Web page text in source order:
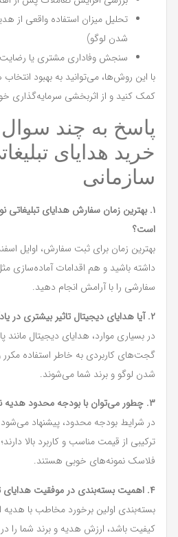
تحلیل میزان استفاده واقعی از
شدن لوگو)
سنجش وفاداری مشتری یا رضایت
با این روش‌ها، می‌توانید به بهبود
کمک کنید و از اثربخشی سرمایه‌گذاری
پاسخ به چند سوال
خرید هدایای
سازمانی
۱. بهترین زمان سفارش هدایای تبلیغاتی
است؟
بهترین زمان برای ثبت سفارش، اوایل
داشته باشید و هم اقدامات آماده‌سازی
سفارشی را با آرامش انجام دهید.
۲. آیا هدایای دیجیتال تاثیر بیشتری در یادآوری برند دارند؟
در بسیاری موارد، هدایای دیجیتال مانند
گجت‌های کاربردی به خاطر استفاده مکرر
شدن لوگو و برند شما می‌شوند.
۳. چطور می‌توان با بودجه محدود هدیه نوروزی مناسب انتخاب کرد؟
در شرایط بودجه محدود، پیشنهاد می‌شود
ترکیبی از قیمت مناسب و کاربرد بالا
فلاسک نمونه‌های خوبی هستند.
۴. اهمیت بسته‌بندی در موفقیت هدایای تبلیغاتی نوروزی چیست؟
بسته‌بندی اولین برخورد مخاطب با هدیه
کیفیت باشد، ارزش هدیه و برند شما را در